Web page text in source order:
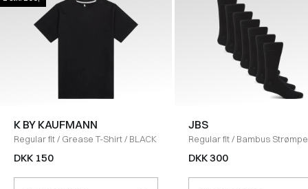
K BY KAUFMANN
Regular fit/ Grease T-Shirt/ BLACK
DKK 150
JBS
Regular fit/ Bambus
Pack / SORT
DKK 300